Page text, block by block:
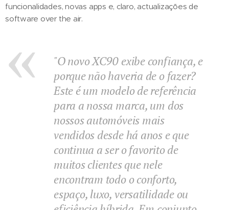
funcionalidades, novas apps e, claro, actualizações de
software over the air.
"O novo XC90 exibe confiança, e
porque não haveria de o fazer?
Este é um modelo de referência
para a nossa marca, um dos
nossos automóveis mais
vendidos desde há anos e que
continua a ser o favorito de
muitos clientes que nele
encontram todo o conforto,
espaço, luxo, versatilidade ou